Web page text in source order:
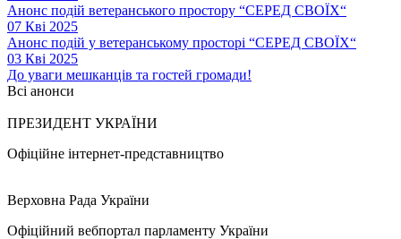
Анонс подій ветеранського простору “СЕРЕД СВОЇХ“
07 Кві 2025
Анонс подій у ветеранському просторі “СЕРЕД СВОЇХ“
03 Кві 2025
До уваги мешканців та гостей громади!
Всі анонси
ПРЕЗИДЕНТ УКРАЇНИ
Офіційне інтернет-представництво
Верховна Рада України
Офіційний вебпортал парламенту України